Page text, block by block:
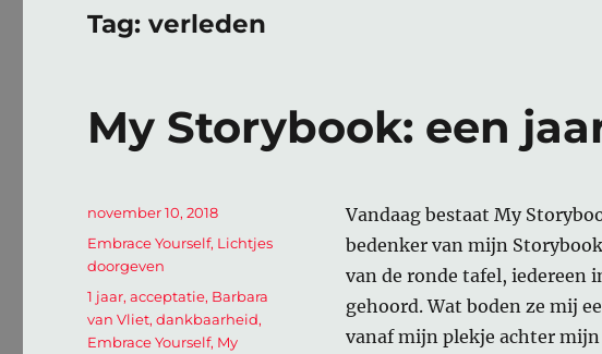
Tag:verleden
My Storybook: een
Vandaag bestaat My
bedenker van mijn
van de ronde tafel, iedereen
gehoord. Wat boden ze mij
vanaf mijn plekje achter
Geplaatst
november 10, 2018
Categorieën
Embrace Yourself, Lichtjes
doorgeven
Tags
1 jaar,acceptatie, Barbara
van Vliet,dankbaarheid,
Embrace Yourself, My